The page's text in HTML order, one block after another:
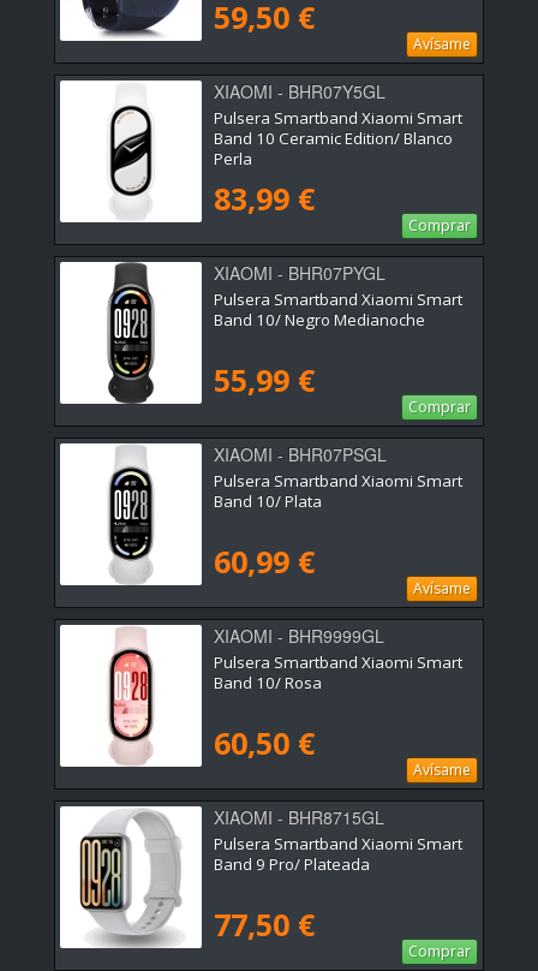
59,50 €
Avísame
XIAOMI - BHR07Y5GL
Pulsera Smartband Xiaomi Smart
Band 10 Ceramic Edition/ Blanco
Perla
83,99 €
Comprar
XIAOMI - BHR07PYGL
Pulsera Smartband Xiaomi Smart
Band 10/ Negro Medianoche
55,99 €
Comprar
XIAOMI - BHR07PSGL
Pulsera Smartband Xiaomi Smart
Band 10/ Plata
60,99 €
Avísame
XIAOMI - BHR9999GL
Pulsera Smartband Xiaomi Smart
Band 10/ Rosa
60,50 €
Avísame
XIAOMI - BHR8715GL
Pulsera Smartband Xiaomi Smart
Band 9 Pro/ Plateada
77,50 €
Comprar